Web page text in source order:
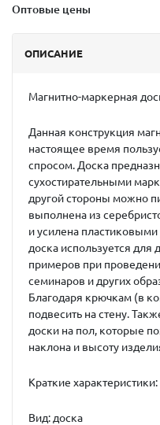
Оптовые цены
ОПИСАНИЕ
Магнитно-маркерная
Данная конструкция
настоящее время
спросом. Доска
сухостирательными
другой стороны можно
выполнена из
и усилена
доска используется для
примеров при
семинаров и других
Благодаря крючкам (в
подвесить на стену.
доски на пол, которые
наклона и высоту
Краткие характеристики:
Вид: доска